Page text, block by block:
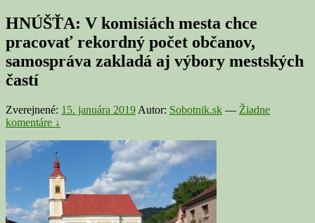
HNÚŠŤA: V komisiách mesta chce
pracovať rekordný počet občanov,
samospráva zakladá aj výbory mestských
častí
Zverejnené: 15. januára 2019 Autor: Sobotnik.sk — Žiadne
komentáre ↓